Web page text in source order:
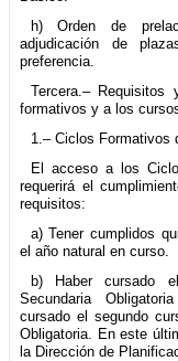
h) Orden de
adjudicación de
preferencia.
Tercera.–
formativos y a los
1.– Ciclos Formativos
El acceso a los
requerirá el
requisitos:
a) Tener cumplidos
el año natural en curso.
b) Haber cursado
Secundaria
cursado el segundo
Obligatoria. En este
la Dirección de